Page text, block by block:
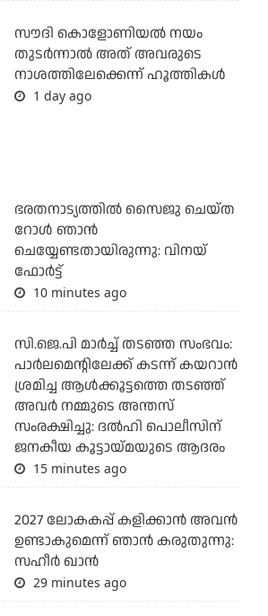
സൗദി കൊളോണിയല്‍ നയം
തുടര്‍ന്നാല്‍ അത് അവരുടെ
നാശത്തിലേക്കെന്ന് ഹൂത്തികള്‍
1 day ago
ഭരതനാട്യത്തിൽ സൈജു ചെയ്ത
റോൾ ഞാൻ
ചെയ്യേണ്ടതായിരുന്നു: വിനയ്
ഫോർട്ട്
10 minutes ago
സി.ജെ.പി മാര്‍ച്ച് തടഞ്ഞ സംഭവം:
പാര്‍ലമെന്റിലേക്ക് കടന്ന് കയറാന്‍
ശ്രമിച്ച ആള്‍ക്കൂട്ടത്തെ തടഞ്ഞ്
അവര്‍ നമ്മുടെ അന്തസ്
സംരക്ഷിച്ചു: ദല്‍ഹി പൊലീസിന്
ജനകീയ കൂട്ടായ്മയുടെ ആദരം
15 minutes ago
2027 ലോകകപ്പ് കളിക്കാന്‍ അവന്‍
ഉണ്ടാകുമെന്ന് ഞാന്‍ കരുതുന്നു:
സഹീര്‍ ഖാന്‍
29 minutes ago